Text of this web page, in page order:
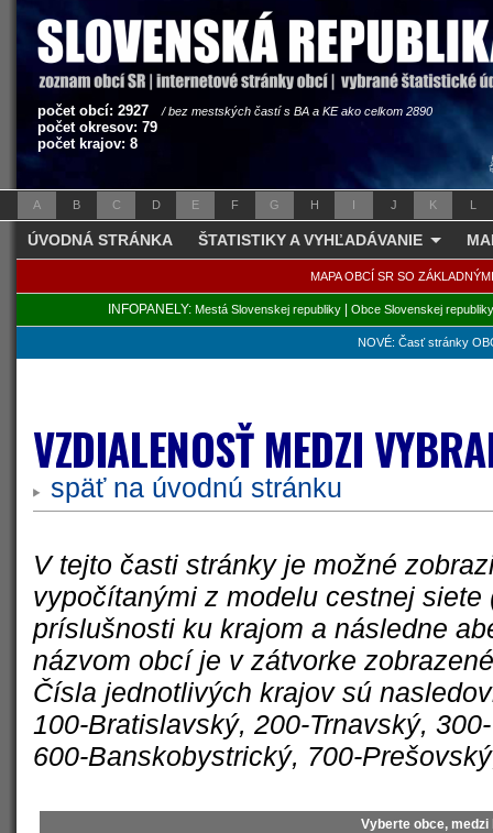
počet obcí: 2927 / bez mestských častí s BA a KE ako celkom 2890
počet okresov: 79
počet krajov: 8
A B C D E F G H I J K L
ÚVODNÁ STRÁNKA ŠTATISTIKY A VYHĽADÁVANIE
MAPA OBCÍ SR SO
INFOPANELY: Mestá Slovenskej republiky| Obce Slovenskej republiky
NOVÉ: Časť stránky
VZDIALENOSŤ MEDZI
späť na úvodnú stránku
V tejto časti stránky je možné
vypočítanými z modelu cestnej siete
príslušnosti ku krajom a následne
názvom obcí je v zátvorke
Čísla jednotlivých krajov sú
100-Bratislavský, 200-Trnavský,
600-Banskobystrický, 700-
Vyberte obce,